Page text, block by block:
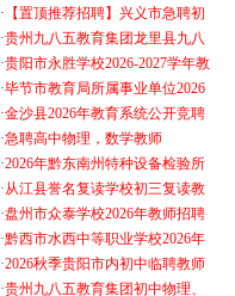
· 【置顶推荐招聘】兴义市急聘初
·贵州九八五教育集团龙里县九八
·贵阳市永胜学校2026-2027学年教
·毕节市教育局所属事业单位2026
·金沙县2026年教育系统公开竞聘
·急聘高中物理，数学教师
·2026年黔东南州特种设备检验所
·从江县誉名复读学校初三复读教
·盘州市众泰学校2026年教师招聘
·黔西市水西中等职业学校2026年
·2026秋季贵阳市内初中临聘教师
·贵州九八五教育集团初中物理、